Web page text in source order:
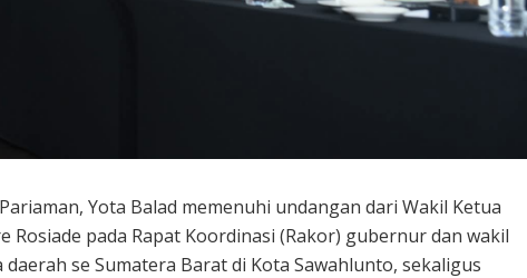
Yota Balad memenuhi undangan dari Wakil Ketua
Rosiade pada Rapat Koordinasi (Rakor) gubernur dan wakil
se Sumatera Barat di Kota Sawahlunto, sekaligus